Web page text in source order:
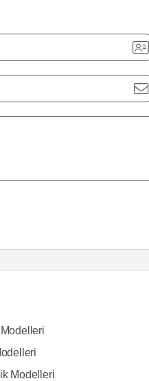
Modelleri